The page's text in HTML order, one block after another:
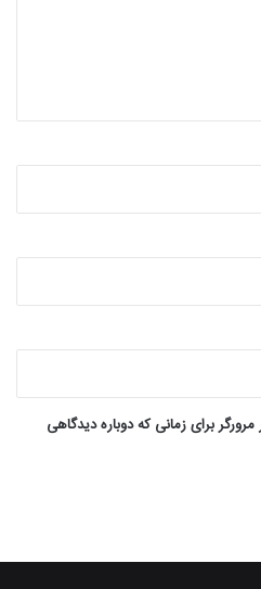
برای زمانی که دوباره دیدگاهی